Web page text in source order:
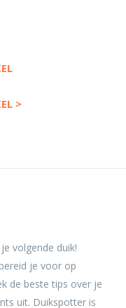
>
volgende duik!
je voor op
de beste tips over je
uit. Duikspotter is